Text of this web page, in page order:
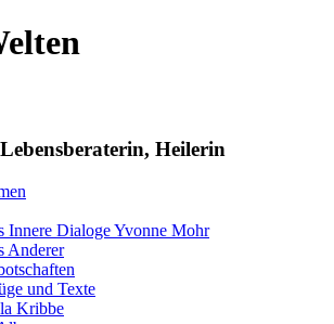
Heilerin
Innere Dialoge Yvonne Mohr
Anderer
und Texte
Kribbe